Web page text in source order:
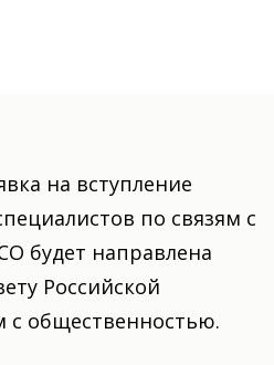
на вступление
по связям с
будет направлена
Российской
с общественностью.